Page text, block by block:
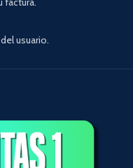
usuario.